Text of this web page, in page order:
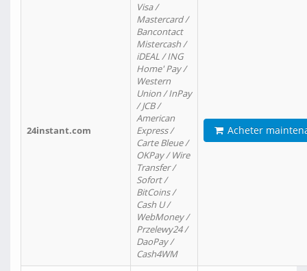
24instant.com
Visa /
Mastercard /
Bancontact
Mistercash /
iDEAL / ING
Home' Pay /
Western
Union / InPay
/ JCB /
American
Express /
Carte Bleue /
OKPay / Wire
Transfer /
Sofort /
BitCoins /
Cash U /
WebMoney /
Przelewy24 /
DaoPay /
Cash4WM
Acheter